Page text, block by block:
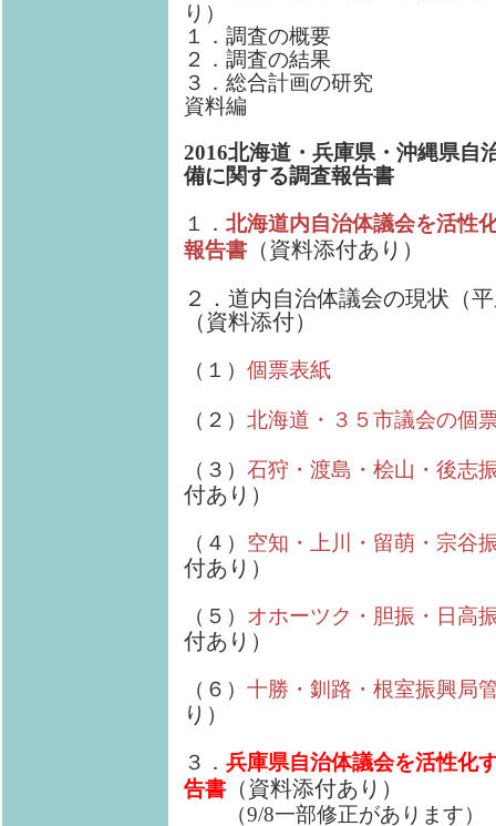
り）
１．調査の概要
２．調査の結果
３．総合計画の研究
資料編
2016北海道・兵庫県・沖縄県自
備に関する調査報告書
１． 北海道内自治体議会を活性
報告書 （資料添付あり）
２．道内自治体議会の現状（
（資料添付）
（１） 個票表紙
（２） 北海道・３５市議会の個
（３） 石狩・渡島・桧山・後志
付あり）
（４） 空知・上川・留萌・宗谷
付あり）
（５） オホーツク・胆振・日高
付あり）
（６） 十勝・釧路・根室振興局
り）
３． 兵庫県自治体議会を活性化
告書 （資料添付あり）
（9/8一部修正があります）